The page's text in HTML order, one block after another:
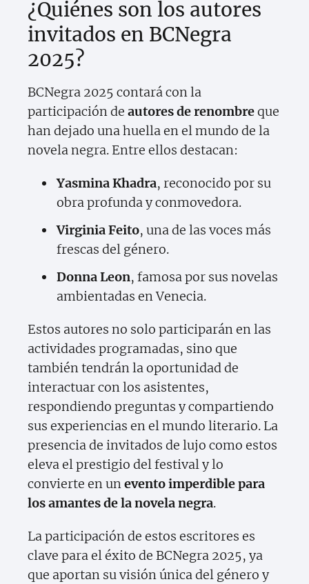
¿Quiénes son los autores
invitados en BCNegra
2025?
BCNegra 2025 contará con la
participación de autores de renombreque
han dejado una huella en el mundo de la
novela negra. Entre ellos destacan:
Yasmina Khadra, reconocido por su
obra profunda y conmovedora.
Virginia Feito, una de las voces más
frescas del género.
Donna Leon, famosa por sus novelas
ambientadas en Venecia.
Estos autores no solo participarán en las
actividades programadas, sino que
también tendrán la oportunidad de
interactuar con los asistentes,
respondiendo preguntas y compartiendo
sus experiencias en el mundo literario. La
presencia de invitados de lujo como estos
eleva el prestigio del festival y lo
convierte en unevento imperdible para
los amantes de la novela negra.
La participación de estos escritores es
clave para el éxito de BCNegra 2025, ya
que aportan su visión única del género y